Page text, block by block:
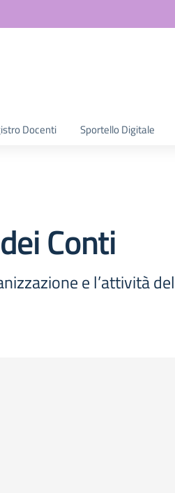
Docenti Sportello Digitale
Conti
e l’attività